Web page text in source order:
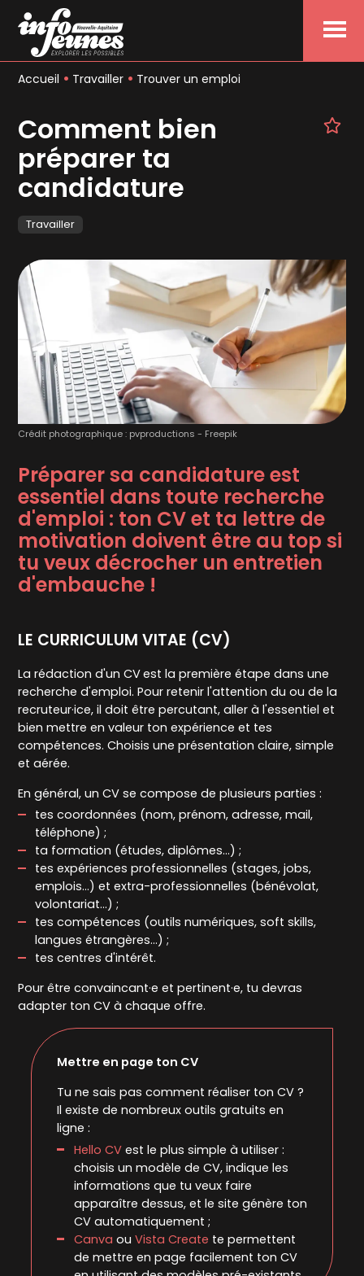
Menu
Accueil Travailler Trouver un emploi
Comment bien
préparer ta
candidature
Travailler
Crédit photographique : pvproductions - Freepik
Préparer sa candidature est
essentiel dans toute recherche
d'emploi : ton CV et ta lettre de
motivation doivent être au top si
tu veux décrocher un entretien
d'embauche !
LE CURRICULUM VITAE (CV)
La rédaction d'un CVest la première étape dans une
recherche d'emploi. Pour retenir l'attention du ou de la
recruteur·ice, il doit être percutant, aller à l'essentiel et
bien mettre en valeur ton expérience et tes
compétences. Choisis une présentation claire, simple
et aérée.
En général, un CV se compose de plusieurs parties :
tes coordonnées (nom, prénom, adresse, mail,
téléphone) ;
ta formation (études, diplômes...) ;
tes expériences professionnelles (stages, jobs,
emplois...) et extra-professionnelles (bénévolat,
volontariat...) ;
tes compétences (outils numériques, soft skills,
langues étrangères...) ;
tes centres d'intérêt.
Pour être convaincant·e et pertinent·e, tu devras
adapter ton CV à chaque offre.
Mettre en page ton CV
Tu ne sais pas comment réaliser ton CV ?
Il existe de nombreux outils gratuits en
ligne :
Hello CVest le plus simple à utiliser :
choisis un modèle de CV, indique les
informations que tu veux faire
apparaître dessus, et le site génère ton
CV automatiquement ;
Canva ou Vista Create te permettent
de mettre en page facilement ton CV